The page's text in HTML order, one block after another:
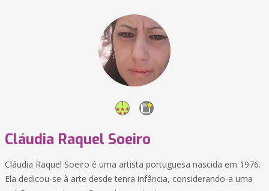
Cláudia Raquel Soeiro
Cláudia Raquel Soeiro é uma artista portuguesa nascida em 1976.
Ela dedicou-se à arte desde tenra infância, considerando-a uma